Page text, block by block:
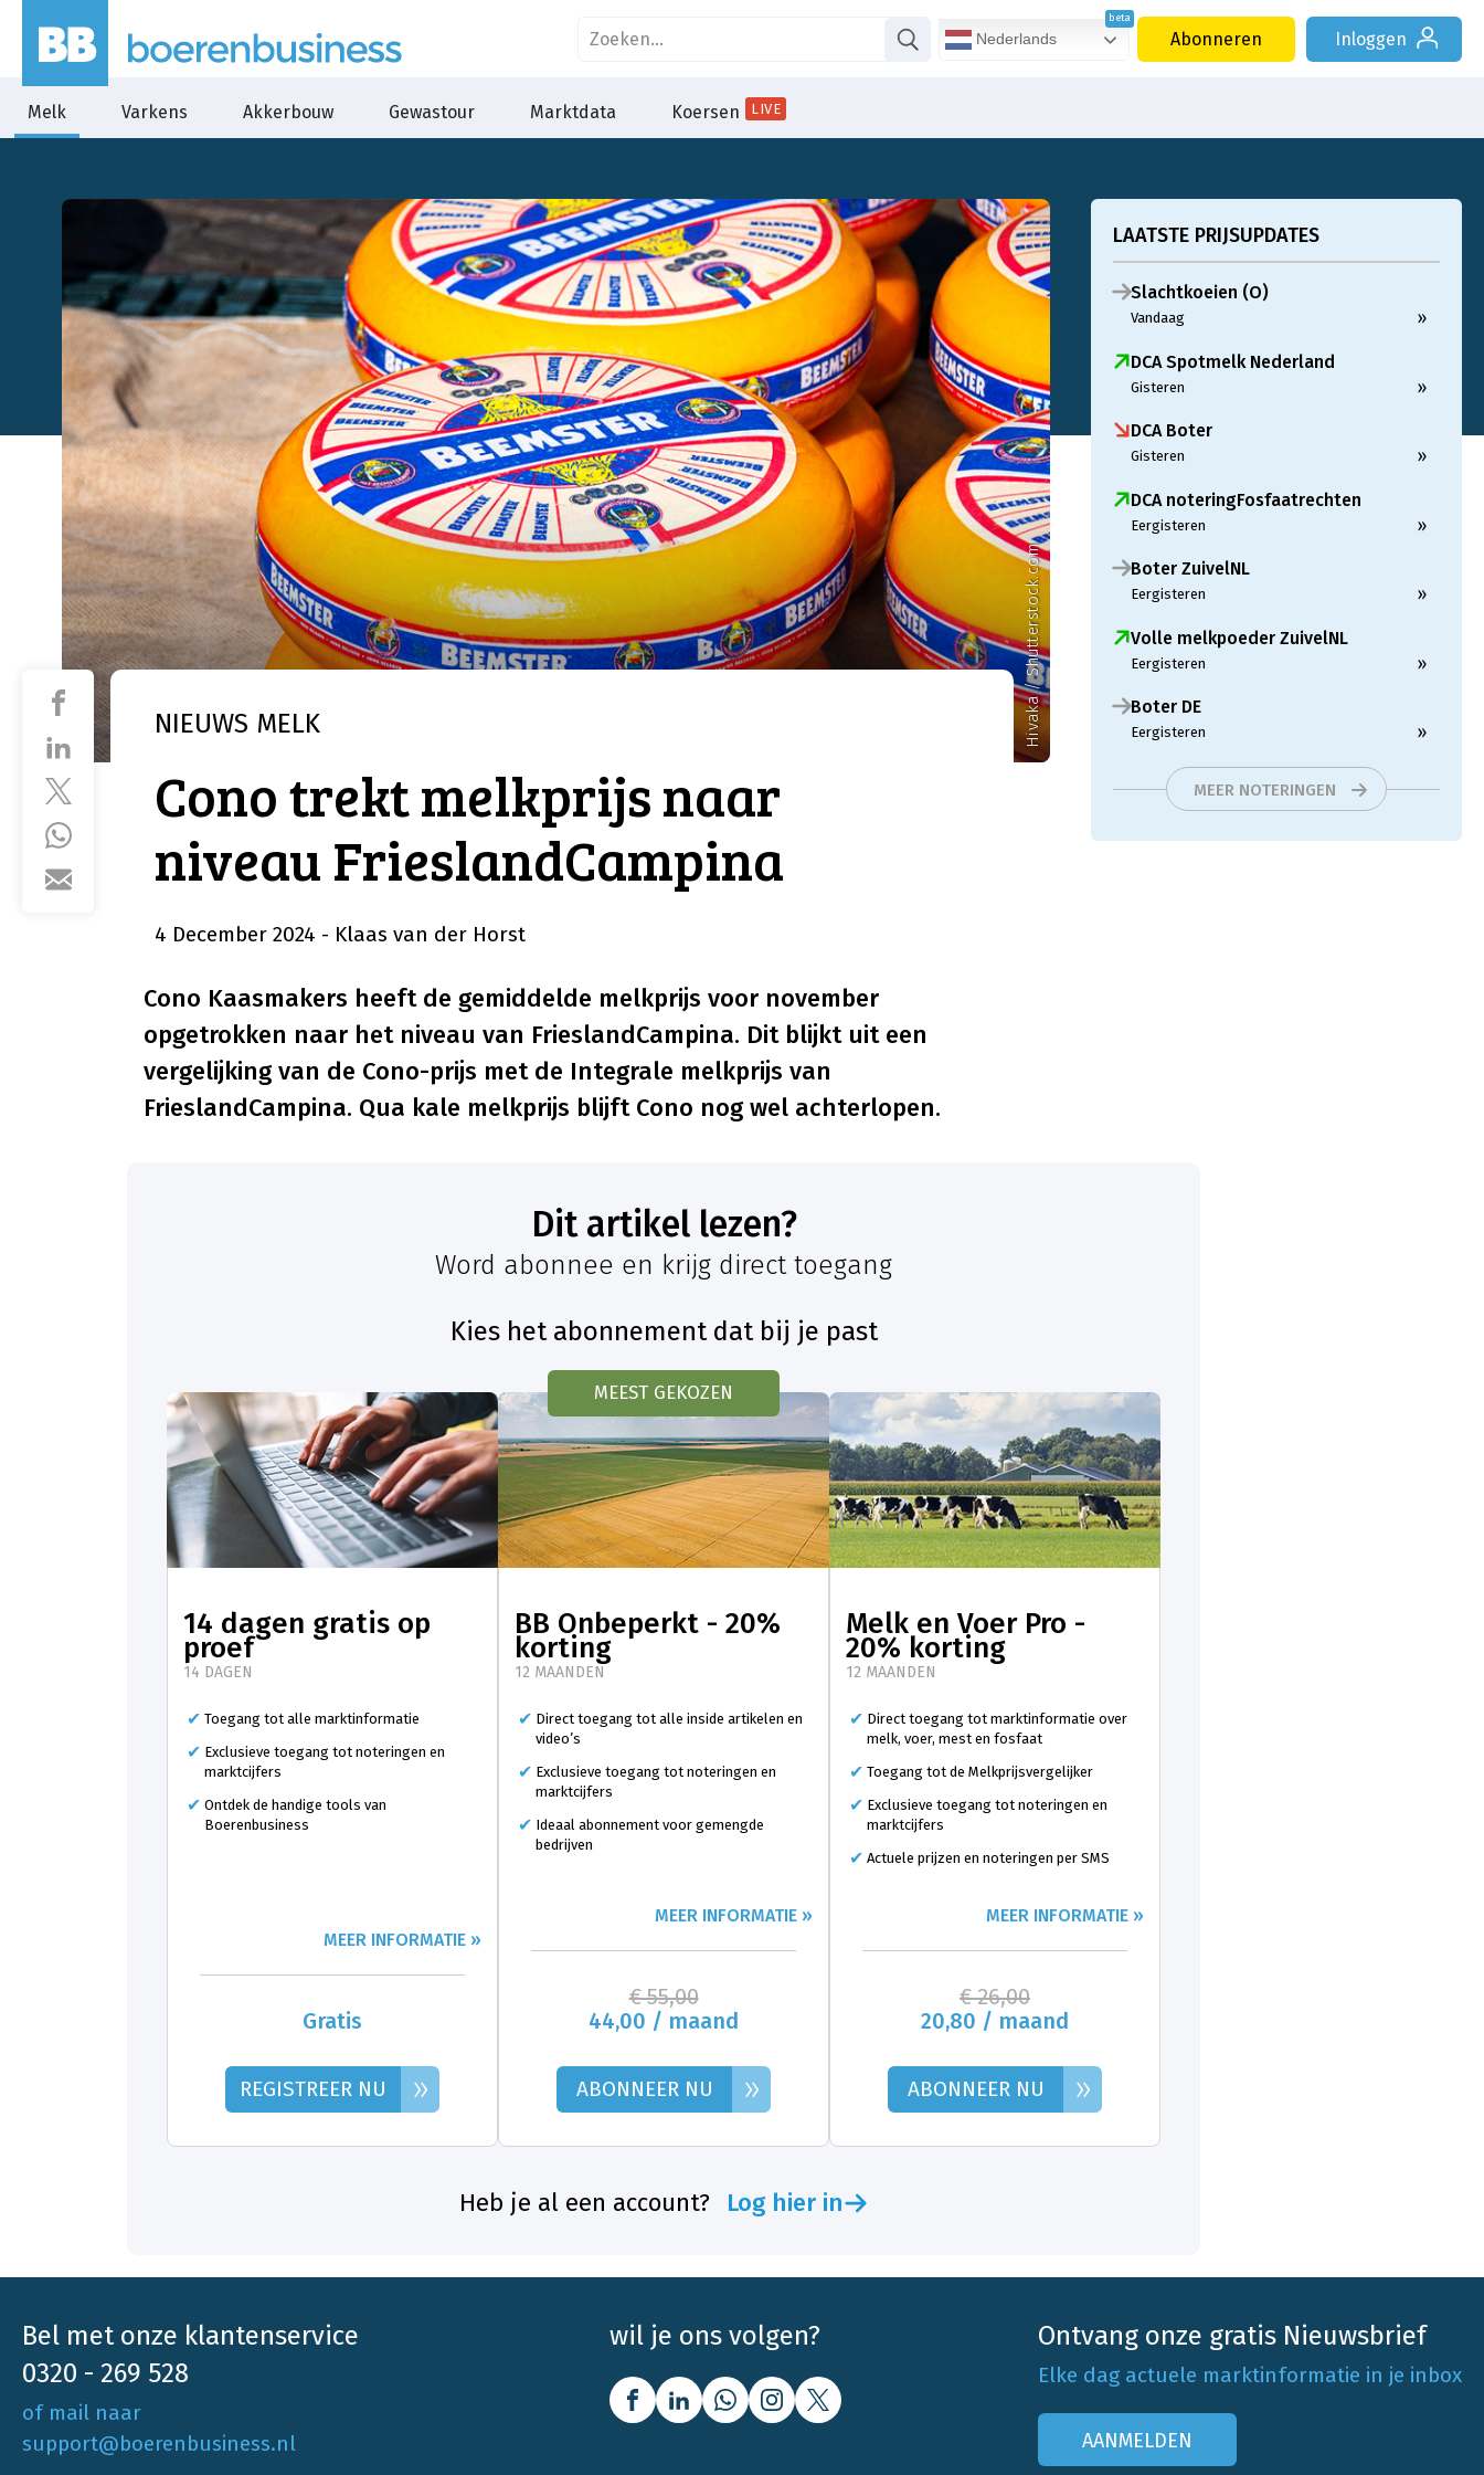
Nederlands Abonneren Inloggen
Melk Varkens Akkerbouw Gewastour Marktdata Koersen LIVE
Hivaka / Shutterstock.com
NIEUWS MELK
Cono trekt melkprijs naar
niveau FrieslandCampina
4 December 2024 - Klaas van der Horst
Cono Kaasmakers heeft de gemiddelde melkprijs voor november
opgetrokken naar het niveau van FrieslandCampina. Dit blijkt uit een
vergelijking van de Cono-prijs met de Integrale melkprijs van
FrieslandCampina. Qua kale melkprijs blijft Cono nog wel achterlopen.
LAATSTE PRIJSUPDATES
Slachtkoeien (O)
Vandaag »
DCA Spotmelk Nederland
Gisteren »
DCA Boter
Gisteren »
DCA noteringFosfaatrechten
Eergisteren »
Boter ZuivelNL
Eergisteren »
Volle melkpoeder ZuivelNL
Eergisteren »
Boter DE
Eergisteren »
MEER NOTERINGEN
Dit artikel lezen?
Word abonnee en krijg direct toegang
Kies het abonnement dat bij je past
14 dagen gratis op
proef
14 DAGEN
Toegang tot alle marktinformatie
Exclusieve toegang tot noteringen en
marktcijfers
Ontdek de handige tools van
Boerenbusiness
MEER INFORMATIE »
Gratis
REGISTREER NU »
MEEST GEKOZEN
BB Onbeperkt - 20%
korting
12 MAANDEN
Direct toegang tot alle inside artikelen en
video’s
Exclusieve toegang tot noteringen en
marktcijfers
Ideaal abonnement voor gemengde
bedrijven
MEER INFORMATIE »
€ 55,00
44,00 / maand
ABONNEER NU »
Melk en Voer Pro -
20% korting
12 MAANDEN
Direct toegang tot marktinformatie over
melk, voer, mest en fosfaat
Toegang tot de Melkprijsvergelijker
Exclusieve toegang tot noteringen en
marktcijfers
Actuele prijzen en noteringen per SMS
MEER INFORMATIE »
€ 26,00
20,80 / maand
ABONNEER NU »
Heb je al een account? Log hier in
Bel met onze klantenservice
0320 - 269 528
of mail naar
support@boerenbusiness.nl
wil je ons volgen? Ontvang onze gratis Nieuwsbrief
Elke dag actuele marktinformatie in je inbox
AANMELDEN